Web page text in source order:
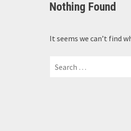
Nothing Found
It seems we can’t find